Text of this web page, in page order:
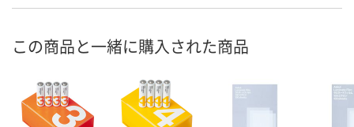
この商品と一緒に購入された商品